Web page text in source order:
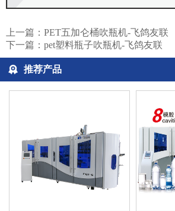
上一篇： PET五加仑桶吹瓶机-飞鸽友联
下一篇： pet塑料瓶子吹瓶机-飞鸽友联
推荐产品